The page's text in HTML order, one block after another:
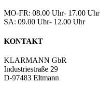
MO-FR: 08.00 Uhr- 17.00 Uhr
SA: 09.00 Uhr- 12.00 Uhr
KONTAKT
KLARMANN GbR
Industriestraße 29
D-97483 Eltmann